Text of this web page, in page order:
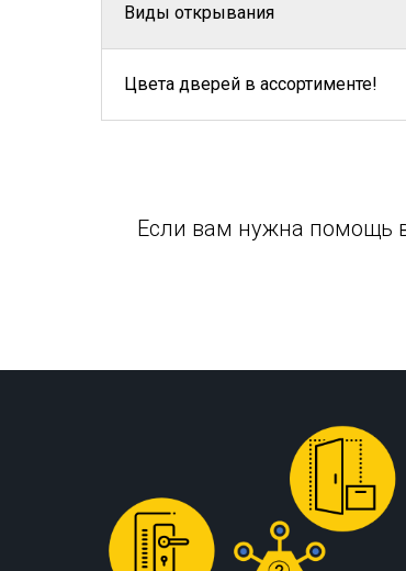
Виды открывания
Цвета дверей в ассортименте!
Если вам нужна помощь